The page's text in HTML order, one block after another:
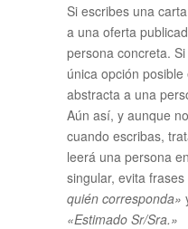
Si escribes una
a una oferta
persona concreta.
única opción
abstracta a una
Aún así, y aunque
cuando escribas,
leerá una persona
singular, evita frases
quién corresponda»
«Estimado Sr/Sra.»